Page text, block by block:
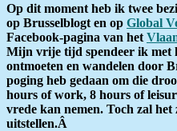
Op dit moment heb ik twee
op Brusselblogt en op Global
Facebook-pagina van het
Mijn vrije tijd spendeer ik met
ontmoeten en wandelen door
poging heb gedaan om die
hours of work, 8 hours of
vrede kan nemen. Toch zal
uitstellen.Â